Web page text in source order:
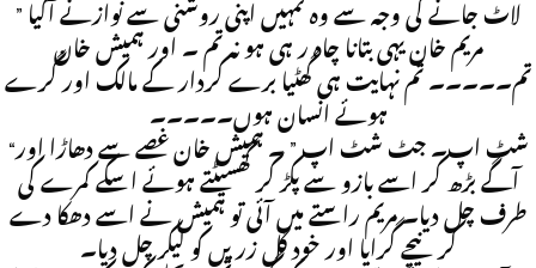
” لاٹ جانے کی وجہ سے وہ تمہیں اپنی روشنی سے نوازنے آگیا
مریم خان یہی بتانا چاہ ر ہی ہو نہ تم ۔ اور ہمیش خان
تم۔۔۔۔۔ تم نہایت ہی گھٹیا برے کردار کے مالک اور گرے
ہوئے انسان ہوں۔۔۔۔۔
“شٹ اپ۔ جٹ شٹ اپ ” ۔ ہمیش خان غصے سے دھاڑا اور
آگے بڑھ کر اسے بازو سے پکڑ کر گھسیٹتے ہوئے اسکے کمرے کی
طرف چل دیا۔ مریم راستے میں آئی تو ہمیش نے اسے دھکا دے
کر نیچے گرایا اور خود گل زریں کو لیکر چل دیا۔